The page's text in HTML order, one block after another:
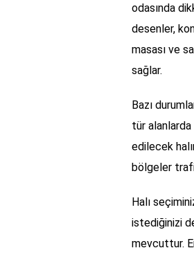
odasında
desenler,
masası ve
sağlar.
Bazı
tür alanlarda
edilecek
bölgeler
Halı
istediğinizi
mevcuttur.